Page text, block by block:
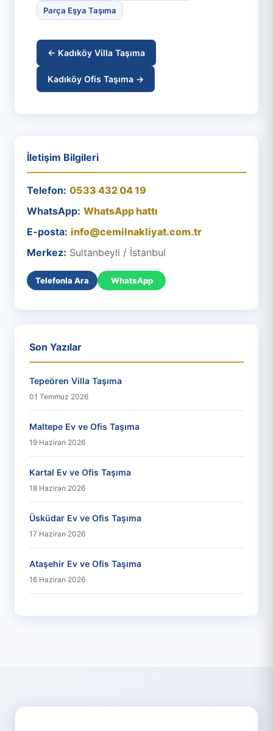
Parça Eşya Taşıma
← Kadıköy Villa Taşıma
Kadıköy Ofis Taşıma →
İletişim Bilgileri
Telefon: 0533 432 04 19
WhatsApp: WhatsApp hattı
E-posta: info@cemilnakliyat.com.tr
Merkez: Sultanbeyli / İstanbul
Telefonla Ara WhatsApp
Son Yazılar
Tepeören Villa Taşıma
01 Temmuz 2026
Maltepe Ev ve Ofis Taşıma
19 Haziran 2026
Kartal Ev ve Ofis Taşıma
18 Haziran 2026
Üsküdar Ev ve Ofis Taşıma
17 Haziran 2026
Ataşehir Ev ve Ofis Taşıma
16 Haziran 2026